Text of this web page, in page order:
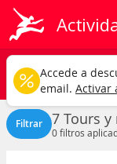
Valencia ciudad
Tours y rutas
Filtrar 7 Tours
0filtros
Accede a
email. Activar